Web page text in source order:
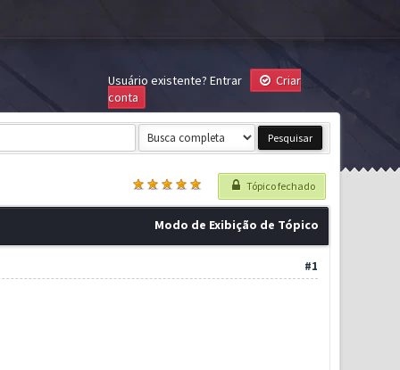
Usuário existente? Entrar
Criar
conta
Tópico fechado
Modo de Exibição de Tópico
#1